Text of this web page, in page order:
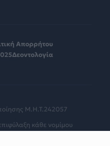
Απορρήτου
Δεοντολογία
Μ.Η.Τ.242057
κάθε νομίμου